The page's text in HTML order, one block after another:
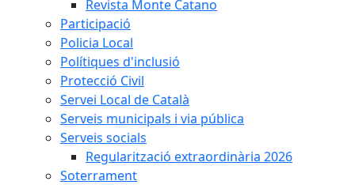
Revista Monte Catano
Participació
Policia Local
Polítiques d'inclusió
Protecció Civil
Servei Local de Català
Serveis municipals i via pública
Serveis socials
Regularització extraordinària 2026
Soterrament